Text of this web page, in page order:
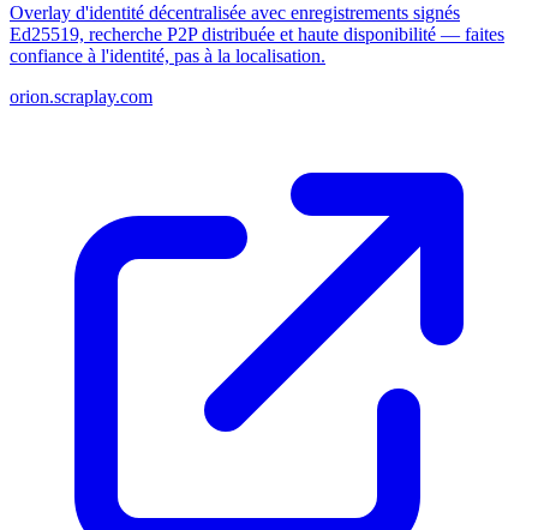
Overlay d'identité décentralisée avec enregistrements signés
Ed25519, recherche P2P distribuée et haute disponibilité — faites
confiance à l'identité, pas à la localisation.
orion.scraplay.com